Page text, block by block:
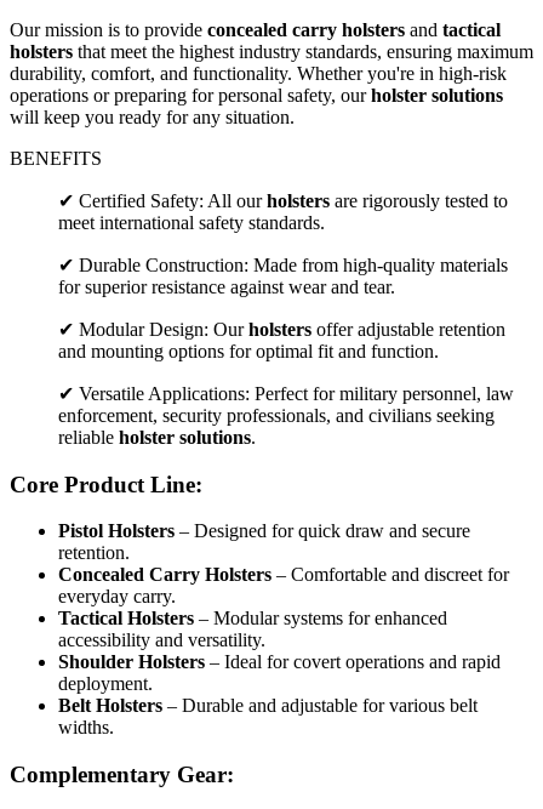
Our mission is to provide concealed carry holsters and tactical
holsters that meet the highest industry standards, ensuring maximum
durability, comfort, and functionality. Whether you're in high-risk
operations or preparing for personal safety, ourholster solutions
will keep you ready for any situation.
BENEFITS
✔ Certified Safety: All ourholsters are rigorously tested to
meet international safety standards.
✔ Durable Construction: Made from high-quality materials
for superior resistance against wear and tear.
✔ Modular Design: Ourholsters offer adjustable retention
and mounting options for optimal fit and function.
✔ Versatile Applications: Perfect for military personnel, law
enforcement, security professionals, and civilians seeking
reliable holster solutions.
Core Product Line:
Pistol Holsters – Designed for quick draw and secure
retention.
Concealed Carry Holsters – Comfortable and discreet for
everyday carry.
Tactical Holsters – Modular systems for enhanced
accessibility and versatility.
Shoulder Holsters – Ideal for covert operations and rapid
deployment.
Belt Holsters – Durable and adjustable for various belt
widths.
Complementary Gear: